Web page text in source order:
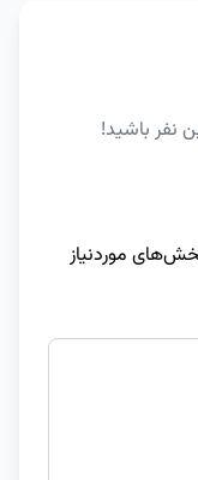
نفر باشید!
موردنیاز